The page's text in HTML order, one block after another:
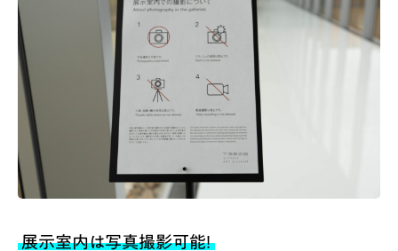
展示室内は写真撮影可能！